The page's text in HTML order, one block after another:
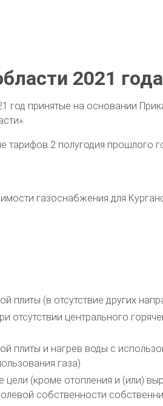
2021 года
год принятые на основании
2 полугодия прошлого
газоснабжения для
(в отсутствие других
центрального
плиты и нагрев воды с
газа)
(кроме отопления и (или)
собственности